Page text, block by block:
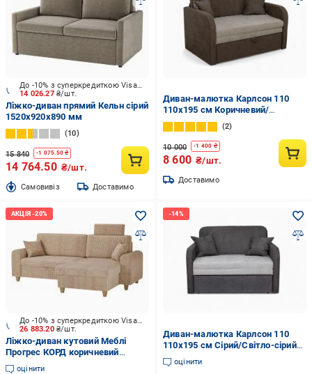
14 026.27 ₴/шт.
До -10% з суперкредиткою Visa Вигода
Ліжко-диван прямий Кельн сірий
1520x920x890 мм
10
15 840 -1 075.50 ₴
14 764.50 ₴/шт.
Cамовивіз Доставимо
Диван-малютка Карлсон 110
110х195 см Коричневий/
Бежевий (29903160)
2
10 000 -1 400 ₴
8 600 ₴/шт.
Доставимо
26 883.20 ₴/шт.
До -10% з суперкредиткою Visa Вигода
Ліжко-диван кутовий Меблі
Прогрес КОРД коричневий
2360x1540x950 мм
оцінити
Диван-малютка Карлсон 110
110х195 см Сірий/Світло-сірий
(29903160)
оцінити